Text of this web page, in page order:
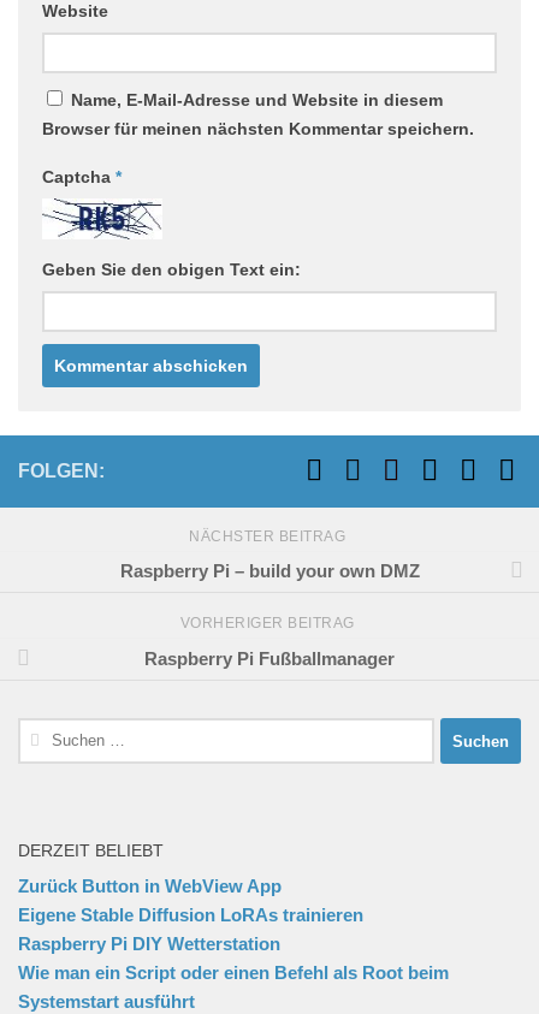
Website
Name, E-Mail-Adresse und Website in diesem
Browser für meinen nächsten Kommentar speichern.
Captcha *
Geben Sie den obigen Text ein:
FOLGEN:
NÄCHSTER BEITRAG
Raspberry Pi – build your own DMZ
VORHERIGER BEITRAG
Raspberry Pi Fußballmanager
Suchen
nach:
DERZEIT BELIEBT
Zurück Button in WebView App
Eigene Stable Diffusion LoRAs trainieren
Raspberry Pi DIY Wetterstation
Wie man ein Script oder einen Befehl als Root beim
Systemstart ausführt